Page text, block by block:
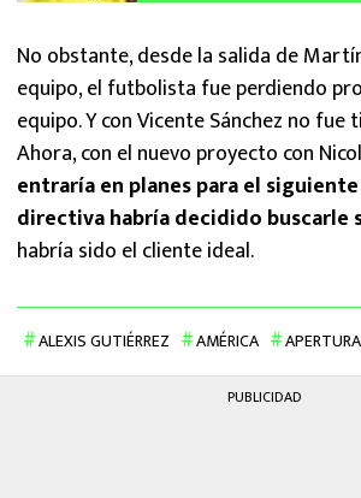
No obstante, desde la salida de
equipo, el futbolista fue perdiendo
equipo. Y con Vicente Sánchez no
Ahora, con el nuevo proyecto con
entraría en planes para el
directiva habría decidido buscarle
habría sido el cliente ideal.
ALEXIS GUTIÉRREZ AMÉRICA
PUBLICIDAD